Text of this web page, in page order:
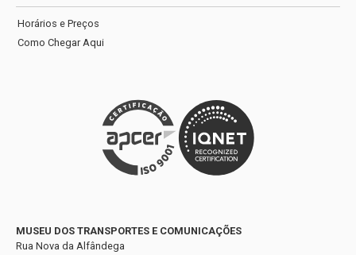
Horários e Preços
Como Chegar Aqui
MUSEU DOS TRANSPORTES E COMUNICAÇÕES
Rua Nova da Alfândega